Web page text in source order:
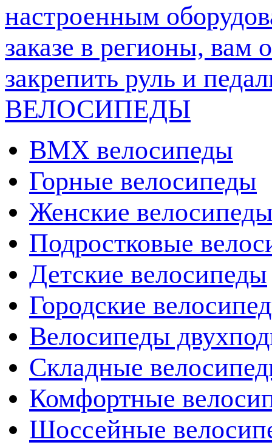
ВЕЛОСИПЕДЫ
BMX велосипеды
Горные велосипеды
Женские
Подростковые
Детские велосипеды
Городские
Велосипеды
Складные
Комфортные
Шоссейные